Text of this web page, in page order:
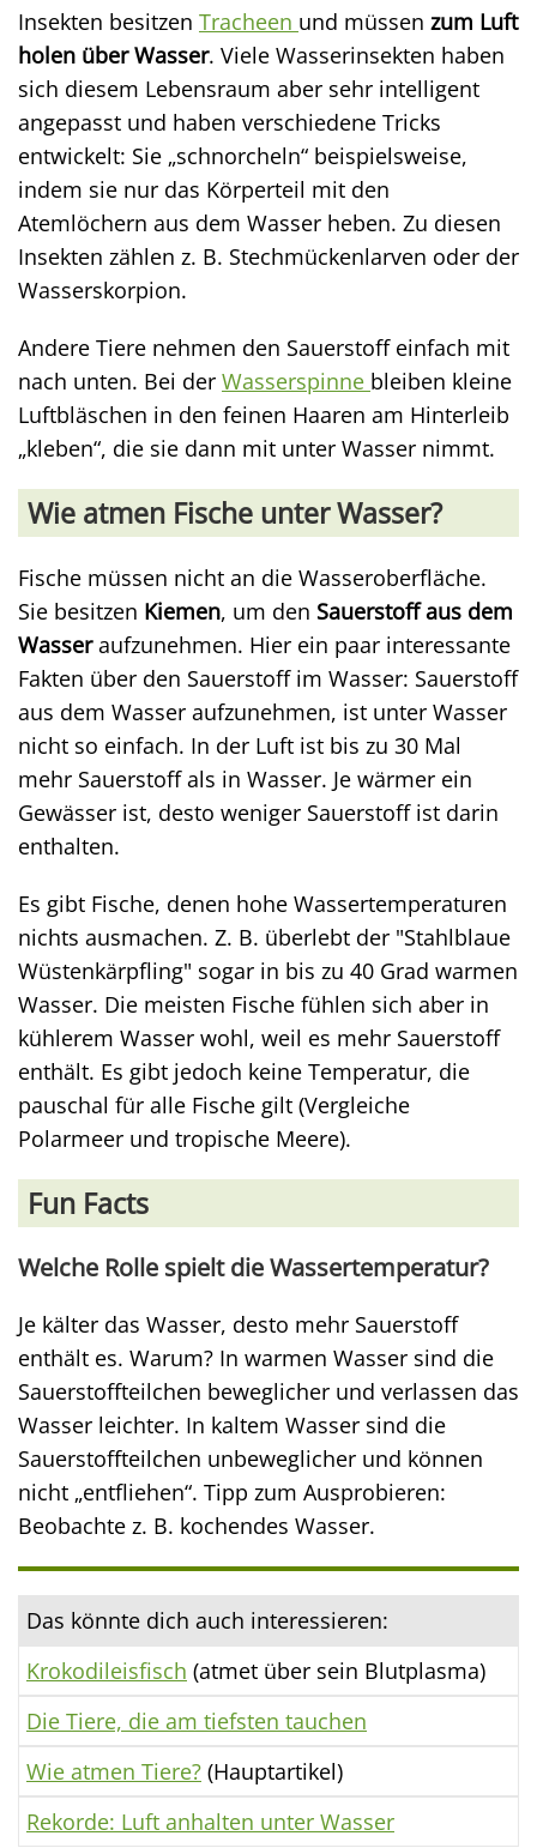
Insekten besitzen Tracheen und müssen zum Luft
holen über Wasser. Viele Wasserinsekten haben
sich diesem Lebensraum aber sehr intelligent
angepasst und haben verschiedene Tricks
entwickelt: Sie „schnorcheln“ beispielsweise,
indem sie nur das Körperteil mit den
Atemlöchern aus dem Wasser heben. Zu diesen
Insekten zählen z. B. Stechmückenlarven oder der
Wasserskorpion.
Andere Tiere nehmen den Sauerstoff einfach mit
nach unten. Bei der Wasserspinne bleiben kleine
Luftbläschen in den feinen Haaren am Hinterleib
„kleben“, die sie dann mit unter Wasser nimmt.
Wie atmen Fische unter Wasser?
Fische müssen nicht an die Wasseroberfläche.
Sie besitzen Kiemen, um den Sauerstoff aus dem
Wasseraufzunehmen. Hier ein paar interessante
Fakten über den Sauerstoff im Wasser: Sauerstoff
aus dem Wasser aufzunehmen, ist unter Wasser
nicht so einfach. In der Luft ist bis zu 30 Mal
mehr Sauerstoff als in Wasser. Je wärmer ein
Gewässer ist, desto weniger Sauerstoff ist darin
enthalten.
Es gibt Fische, denen hohe Wassertemperaturen
nichts ausmachen. Z. B. überlebt der "Stahlblaue
Wüstenkärpfling" sogar in bis zu 40 Grad warmen
Wasser. Die meisten Fische fühlen sich aber in
kühlerem Wasser wohl, weil es mehr Sauerstoff
enthält. Es gibt jedoch keine Temperatur, die
pauschal für alle Fische gilt (Vergleiche
Polarmeer und tropische Meere).
Fun Facts
Welche Rolle spielt die Wassertemperatur?
Je kälter das Wasser, desto mehr Sauerstoff
enthält es. Warum? In warmen Wasser sind die
Sauerstoffteilchen beweglicher und verlassen das
Wasser leichter. In kaltem Wasser sind die
Sauerstoffteilchen unbeweglicher und können
nicht „entfliehen“. Tipp zum Ausprobieren:
Beobachte z. B. kochendes Wasser.
Das könnte dich auch interessieren:
Krokodileisfisch (atmet über sein Blutplasma)
Die Tiere, die am tiefsten tauchen
Wie atmen Tiere? (Hauptartikel)
Rekorde: Luft anhalten unter Wasser